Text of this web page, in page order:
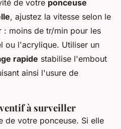
de votre ponceuse
, ajustez la vitesse selon le
: moins de tr/min pour les
ou l'acrylique. Utiliser un
rapide stabilise l'embout
ainsi l'usure de
à surveiller
de votre ponceuse. Si elle